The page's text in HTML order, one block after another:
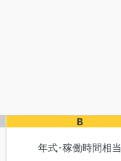
B
年式･稼働時間相当